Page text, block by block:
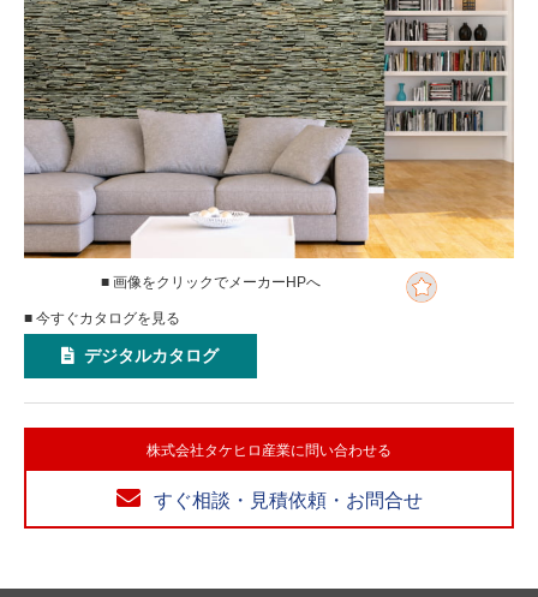
■ 画像をクリックでメーカーHPへ
■ 今すぐカタログを見る
デジタルカタログ
株式会社タケヒロ産業に問い合わせる
すぐ相談・見積依頼・お問合せ